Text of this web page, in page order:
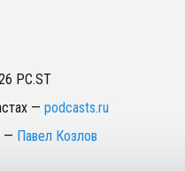
PC.ST
— podcasts.ru
— Павел Козлов